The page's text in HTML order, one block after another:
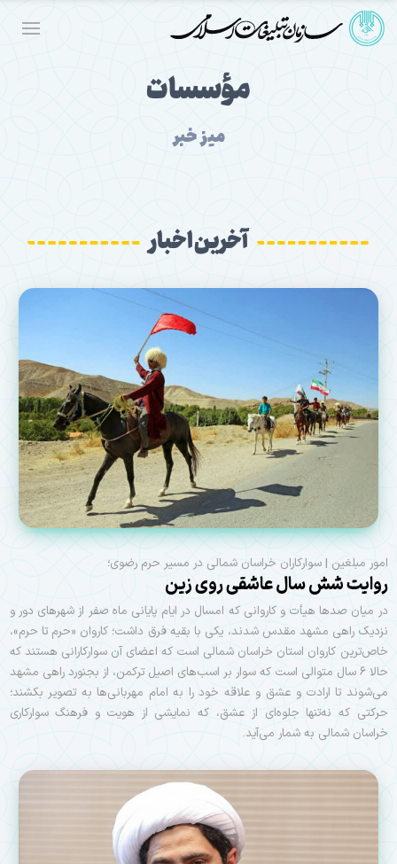
مؤسسات
میز خبر
آخرین اخبار
امور مبلغین | سوارکاران خراسان شمالی در مسیر حرم رضوی؛
روایت شش سال عاشقی روی زین
در میان صدها هیأت و کاروانی که امسال در ایام پایانی ماه صفر از شهرهای دور و
نزدیک راهی مشهد مقدس شدند، یکی با بقیه فرق داشت؛ کاروان «حرم تا حرم»،
خا‌ص‌ترین کاروان استان خراسان شمالی است که اعضای آن سوارکارانی هستند که
حالا ۶ سال متوالی است که سوار بر اسب‌های اصیل ترکمن، از بجنورد راهی مشهد
می‌شوند تا ارادت و عشق و علاقه خود را به امام مهربانی‌ها به تصویر بکشند؛
حرکتی که نه‌تنها جلوه‌ای از عشق، که نمایشی از هویت و فرهنگ سوارکاری
خراسان شمالی به شمار می‌آید.